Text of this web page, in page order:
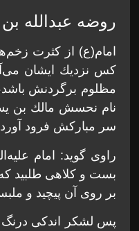
روضه عبدالله
امام(ع) از كثرت
كس نزديك ايشان
مظلوم برگردنش
نام نحسش مالك بن
سر مباركش فرود
راوی گويد: امام
بست و كلاهی طلبيد
بر روی آن پيچيد و
پس لشكر اندكی درنگ